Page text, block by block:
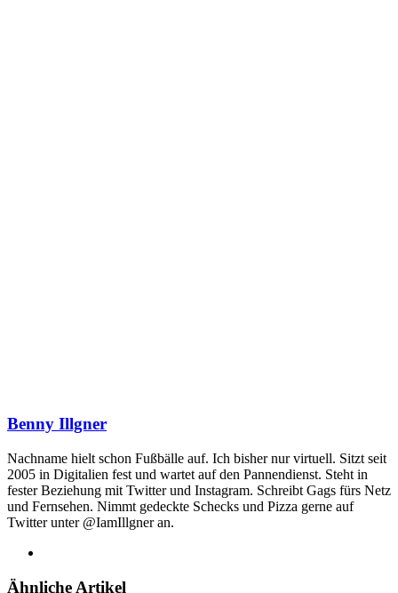
Benny Illgner
Nachname hielt schon Fußbälle auf. Ich bisher nur virtuell. Sitzt seit
2005 in Digitalien fest und wartet auf den Pannendienst. Steht in
fester Beziehung mit Twitter und Instagram. Schreibt Gags fürs Netz
und Fernsehen. Nimmt gedeckte Schecks und Pizza gerne auf
Twitter unter @IamIllgner an.
Ähnliche Artikel